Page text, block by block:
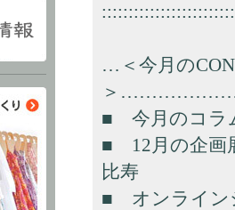
…＜今月の
＞
■ 今月のコラ
■ 12月の企画
比寿
■ オンライン